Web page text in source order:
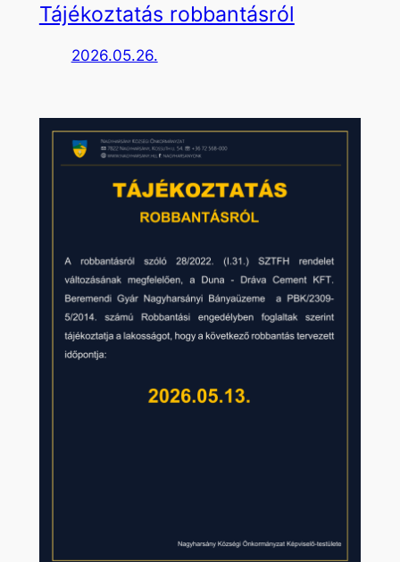
Tájékoztatás robbantásról
2026.05.26.